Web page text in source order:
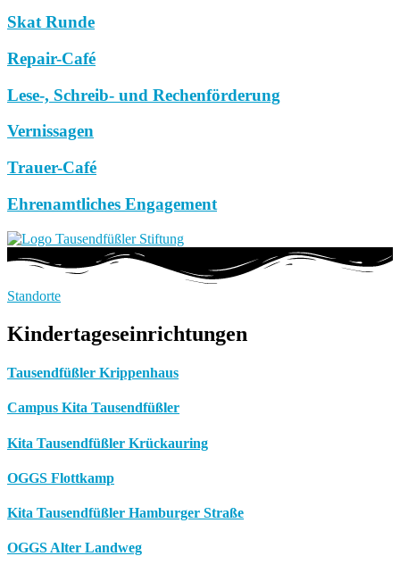
Skat Runde
Repair-Café
Lese-, Schreib- und Rechenförderung
Vernissagen
Trauer-Café
Ehrenamtliches Engagement
Standorte
Kindertageseinrichtungen
Tausendfüßler Krippenhaus
Campus Kita Tausendfüßler
Kita Tausendfüßler Krückauring
OGGS Flottkamp
Kita Tausendfüßler Hamburger Straße
OGGS Alter Landweg